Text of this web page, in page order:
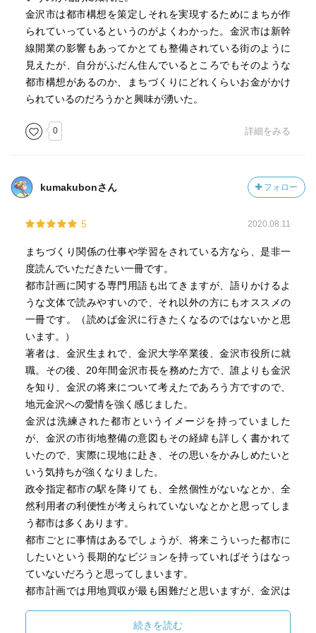
金沢市は都市構想を策定しそれを実現するためにまちが作
られていっているというのがよくわかった。金沢市は新幹
線開業の影響もあってかとても整備されている街のように
見えたが、自分がふだん住んでいるところでもそのような
都市構想があるのか、まちづくりにどれくらいお金がかけ
られているのだろうかと興味が湧いた。
0 詳細をみる
kumakubonさん フォロー
5 2020.08.11
まちづくり関係の仕事や学習をされている方なら、是非一
度読んでいただきたい一冊です。
都市計画に関する専門用語も出てきますが、語りかけるよ
うな文体で読みやすいので、それ以外の方にもオススメの
一冊です。（読めば金沢に行きたくなるのではないかと思
います。）
著者は、金沢生まれで、金沢大学卒業後、金沢市役所に就
職。その後、20年間金沢市長を務めた方で、誰よりも金沢
を知り、金沢の将来について考えたであろう方ですので、
地元金沢への愛情を強く感じました。
金沢は洗練された都市というイメージを持っていました
が、金沢の市街地整備の意図もその経緯も詳しく書かれて
いたので、実際に現地に赴き、その思いをかみしめたいと
いう気持ちが強くなりました。
政令指定都市の駅を降りても、全然個性がないなとか、全
然利用者の利便性が考えられていないなとかと思ってしま
う都市は多くあります。
都市ごとに事情はあるでしょうが、将来こういった都市に
したいという長期的なビジョンを持っていればそうはなっ
ていないだろうと思ってしまいます。
都市計画では用地買収が最も困難だと思いますが、金沢は
像に近づけることができたのかなと思います。
続きを読む